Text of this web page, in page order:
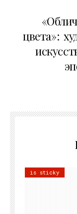
цвета»:
is sticky